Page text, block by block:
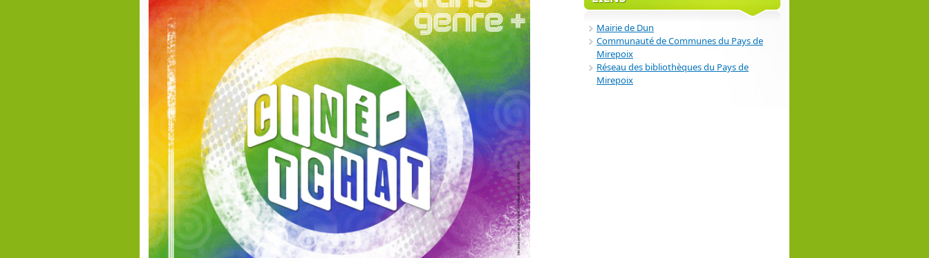
Mairie de Dun
Communauté de Communes du Pays de
Mirepoix
Réseau des bibliothèques du Pays de
Mirepoix